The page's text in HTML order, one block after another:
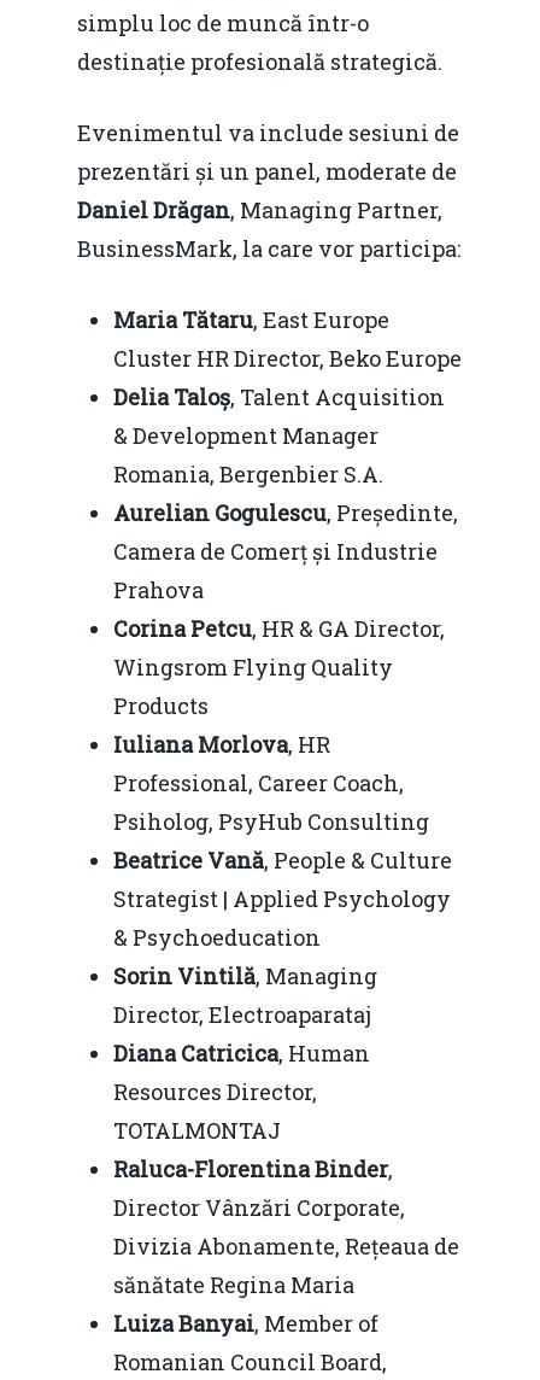
simplu loc de muncă într-o
destinație profesională strategică.
Evenimentul va include sesiuni de
prezentări și un panel, moderate de
Daniel Drăgan, Managing Partner,
BusinessMark, la care vor participa:
Maria Tătaru, East Europe
Cluster HR Director, Beko Europe
Delia Taloș, Talent Acquisition
& Development Manager
Romania, Bergenbier S.A.
Aurelian Gogulescu, Președinte,
Camera de Comerț și Industrie
Prahova
Corina Petcu, HR & GA Director,
Wingsrom Flying Quality
Products
Iuliana Morlova, HR
Professional, Career Coach,
Psiholog, PsyHub Consulting
Beatrice Vană, People & Culture
Strategist | Applied Psychology
& Psychoeducation
Sorin Vintilă, Managing
Director, Electroaparataj
Diana Catricica, Human
Resources Director,
TOTALMONTAJ
Raluca-Florentina Binder,
Director Vânzări Corporate,
Divizia Abonamente, Rețeaua de
sănătate Regina Maria
Luiza Banyai, Member of
Romanian Council Board,